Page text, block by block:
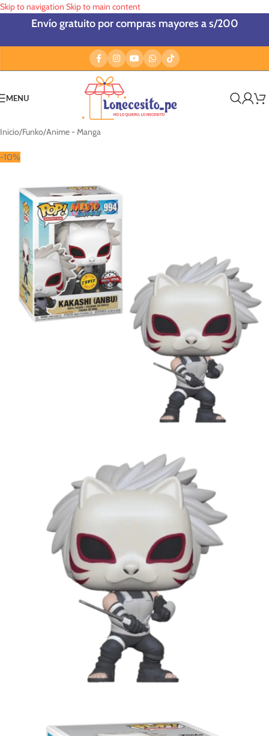
Skip to navigation Skip to main content
Envío gratuito por compras mayores a s/200
MENU
Inicio/Funko/Anime - Manga
-10%